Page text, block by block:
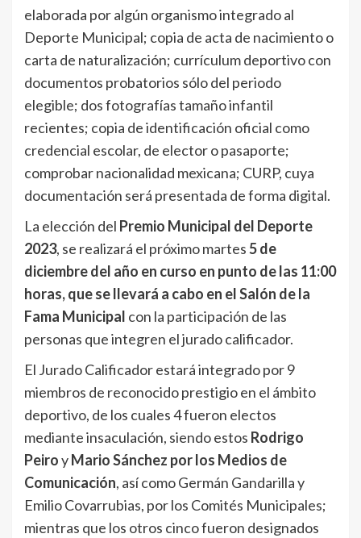
elaborada por algún organismo integrado al
Deporte Municipal; copia de acta de nacimiento o
carta de naturalización; currículum deportivo con
documentos probatorios sólo del periodo
elegible; dos fotografías tamaño infantil
recientes; copia de identificación oficial como
credencial escolar, de elector o pasaporte;
comprobar nacionalidad mexicana; CURP, cuya
documentación será presentada de forma digital.
La elección del Premio Municipal del Deporte
2023, se realizará el próximo martes5 de
diciembre del año en curso en punto de las 11:00
horas, que se llevará a cabo en el Salón de la
Fama Municipal con la participación de las
personas que integren el jurado calificador.
El Jurado Calificador estará integrado por 9
miembros de reconocido prestigio en el ámbito
deportivo, de los cuales 4 fueron electos
mediante insaculación, siendo estos Rodrigo
PeiroyMario Sánchez por los Medios de
Comunicación, así como Germán Gandarilla y
Emilio Covarrubias, por los Comités Municipales;
mientras que los otros cinco fueron designados